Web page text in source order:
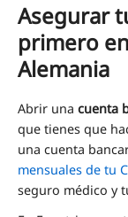
Asegurar
primero
Alemania
Abrir una cuenta
que tienes que
una cuenta
mensuales de tu
seguro médico y